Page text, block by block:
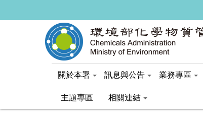
關於本署 訊息與公告 業務專區
主題專區 相關連結